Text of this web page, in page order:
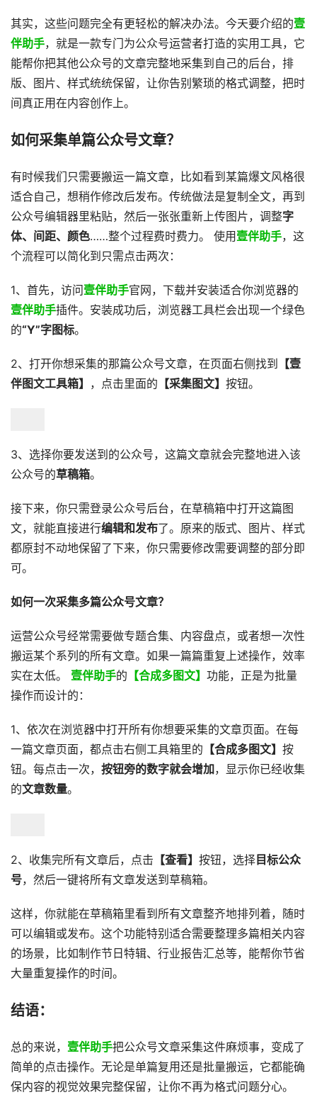
其实，这些问题完全有更轻松的解决办法。今天要介绍的壹
伴助手，就是一款专门为公众号运营者打造的实用工具，它
能帮你把其他公众号的文章完整地采集到自己的后台，排
版、图片、样式统统保留，让你告别繁琐的格式调整，把时
间真正用在内容创作上。
如何采集单篇公众号文章？
有时候我们只需要搬运一篇文章，比如看到某篇爆文风格很
适合自己，想稍作修改后发布。传统做法是复制全文，再到
公众号编辑器里粘贴，然后一张张重新上传图片，调整字
体、间距、颜色……整个过程费时费力。 使用 壹伴助手，这
个流程可以简化到只需点击两次：
1、首先，访问壹伴助手官网，下载并安装适合你浏览器的
壹伴助手插件。安装成功后，浏览器工具栏会出现一个绿色
的“Y”字图标。
2、打开你想采集的那篇公众号文章，在页面右侧找到
【壹
伴图文工具箱】
，点击里面的 【采集图文】 按钮。
3、选择你要发送到的公众号，这篇文章就会完整地进入该
公众号的草稿箱。
接下来，你只需登录公众号后台，在草稿箱中打开这篇图
文，就能直接进行编辑和发布了。原来的版式、图片、样式
都原封不动地保留了下来，你只需要修改需要调整的部分即
可。
如何一次采集多篇公众号文章？
运营公众号经常需要做专题合集、内容盘点，或者想一次性
搬运某个系列的所有文章。如果一篇篇重复上述操作，效率
实在太低。 壹伴助手的 【合成多图文】 功能，正是为批量
操作而设计的：
1、依次在浏览器中打开所有你想要采集的文章页面。在每
一篇文章页面，都点击右侧工具箱里的 【合成多图文】 按
钮。每点击一次， 按钮旁的数字就会增加，显示你已经收集
的文章数量。
2、收集完所有文章后，点击 【查看】 按钮，选择 目标公众
号，然后一键将所有文章发送到草稿箱。
这样，你就能在草稿箱里看到所有文章整齐地排列着，随时
可以编辑或发布。这个功能特别适合需要整理多篇相关内容
的场景，比如制作节日特辑、行业报告汇总等，能帮你节省
大量重复操作的时间。
结语：
总的来说， 壹伴助手把公众号文章采集这件麻烦事，变成了
简单的点击操作。无论是单篇复用还是批量搬运，它都能确
保内容的视觉效果完整保留，让你不再为格式问题分心。